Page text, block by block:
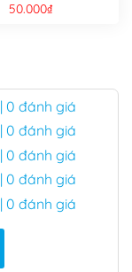
50.000₫
| 0 đánh giá
| 0 đánh giá
| 0 đánh giá
| 0 đánh giá
| 0 đánh giá